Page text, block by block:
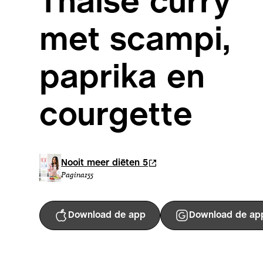
met scampi,
paprika en
courgette
Nooit meer diëten 5
Pagina155
Download de app Download de